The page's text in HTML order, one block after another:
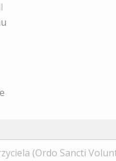
(Ordo Sancti